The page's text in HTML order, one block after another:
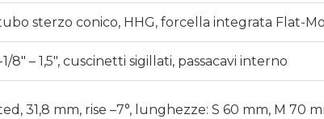
sterzo conico, HHG, forcella integrata Flat-
8″ – 1,5″, cuscinetti sigillati, passacavi interno
31,8 mm, rise –7°, lunghezze: S 60 mm, M 70